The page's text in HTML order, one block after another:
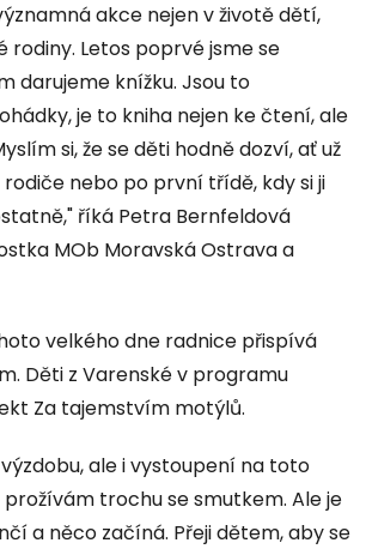
akce nejen v životě dětí,
rodiny. Letos poprvé jsme se
darujeme knížku. Jsou to
je to kniha nejen ke čtení, ale
si, že se děti hodně dozví, ať už
nebo po první třídě, kdy si ji
říká Petra Bernfeldová
MOb Moravská Ostrava a
velkého dne radnice přispívá
Děti z Varenské v programu
Za tajemstvím motýlů.
ale i vystoupení na toto
trochu se smutkem. Ale je
a něco začíná. Přeji dětem, aby se